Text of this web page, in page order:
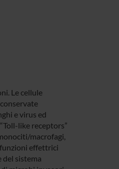
Le cellule
e virus ed
like receptors”
macrofagi,
effettrici
del sistema